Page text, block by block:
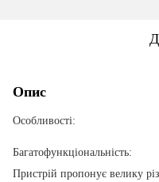
Опис
Особливості:
Багатофункціональність:
Пристрій пропонує велику